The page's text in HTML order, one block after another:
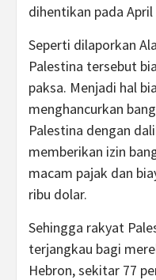
dihentikan pada April
Seperti dilaporkan
Palestina tersebut
paksa. Menjadi hal
menghancurkan
Palestina dengan
memberikan izin
macam pajak dan
ribu dolar.
Sehingga rakyat
terjangkau bagi
Hebron, sekitar 77